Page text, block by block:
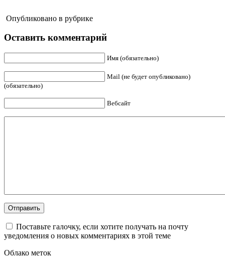
Опубликовано в рубрике
Оставить комментарий
Имя (обязательно)
Mail (не будет опубликовано)
(обязательно)
Вебсайт
Поставьте галочку, если хотите получать на почту
уведомления о новых комментариях в этой теме
Облако меток